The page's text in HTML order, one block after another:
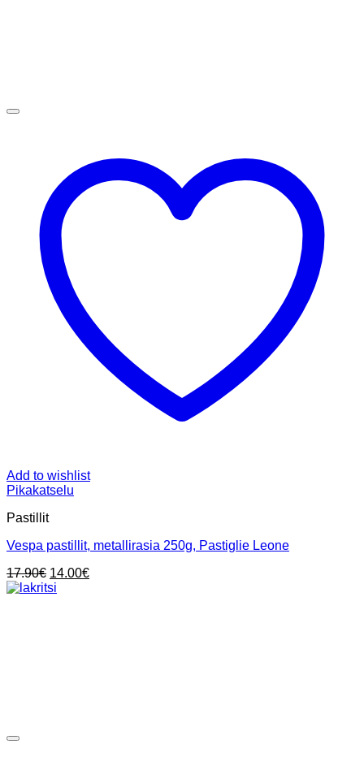
Add to wishlist
Pikakatselu
Pastillit
Vespa pastillit, metallirasia 250g, Pastiglie Leone
17.90€ Alkuperäinen
hinta
14.00€Nykyinen